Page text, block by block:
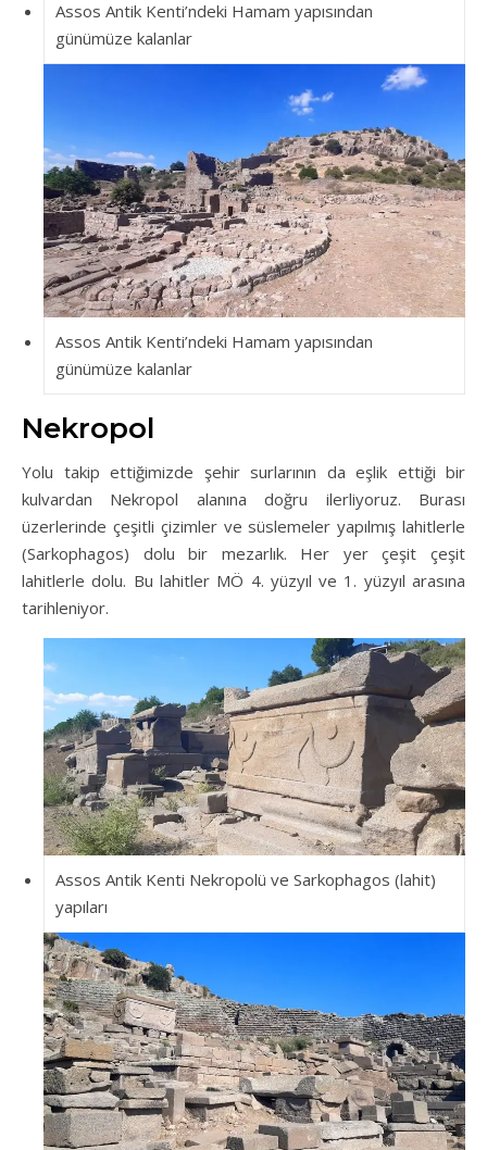
Assos Antik Kenti’ndeki Hamam yapısından
günümüze kalanlar
Assos Antik Kenti’ndeki Hamam yapısından
günümüze kalanlar
Nekropol
Yolu takip ettiğimizde şehir surlarının da eşlik ettiği bir
kulvardan Nekropol alanına doğru ilerliyoruz. Burası
üzerlerinde çeşitli çizimler ve süslemeler yapılmış lahitlerle
(Sarkophagos) dolu bir mezarlık. Her yer çeşit çeşit
lahitlerle dolu. Bu lahitler MÖ 4. yüzyıl ve 1. yüzyıl arasına
tarihleniyor.
Assos Antik Kenti Nekropolü ve Sarkophagos (lahit)
yapıları